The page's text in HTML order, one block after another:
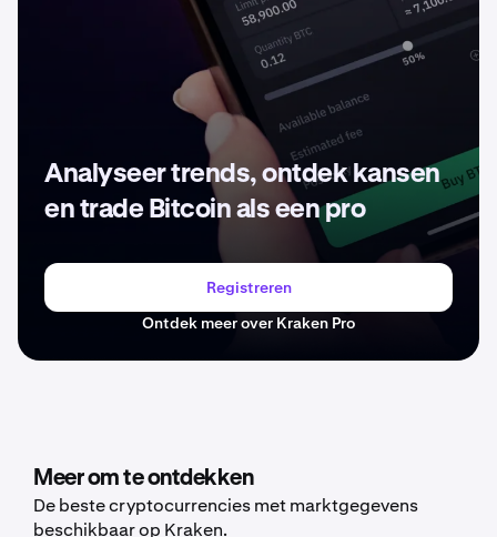
Analyseer trends, ontdek kansen
en trade Bitcoin als een pro
Registreren
Ontdek meer over Kraken Pro
Meer om te ontdekken
De beste cryptocurrencies met marktgegevens
beschikbaar op Kraken.